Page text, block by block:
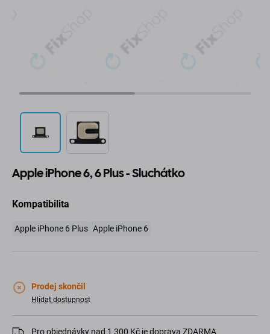
Apple iPhone 6, 6 Plus - Sluchátko
Kompatibilita
Apple iPhone 6 Plus Apple iPhone 6
Prodej skončil
Hlídat dostupnost
Pro objednávky nad 1 300 Kč je doprava ZDARMA